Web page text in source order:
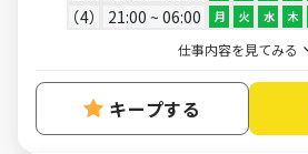
4 21:00 ~ 06:00 月 火 水 木
仕事内容を見てみる
キープする